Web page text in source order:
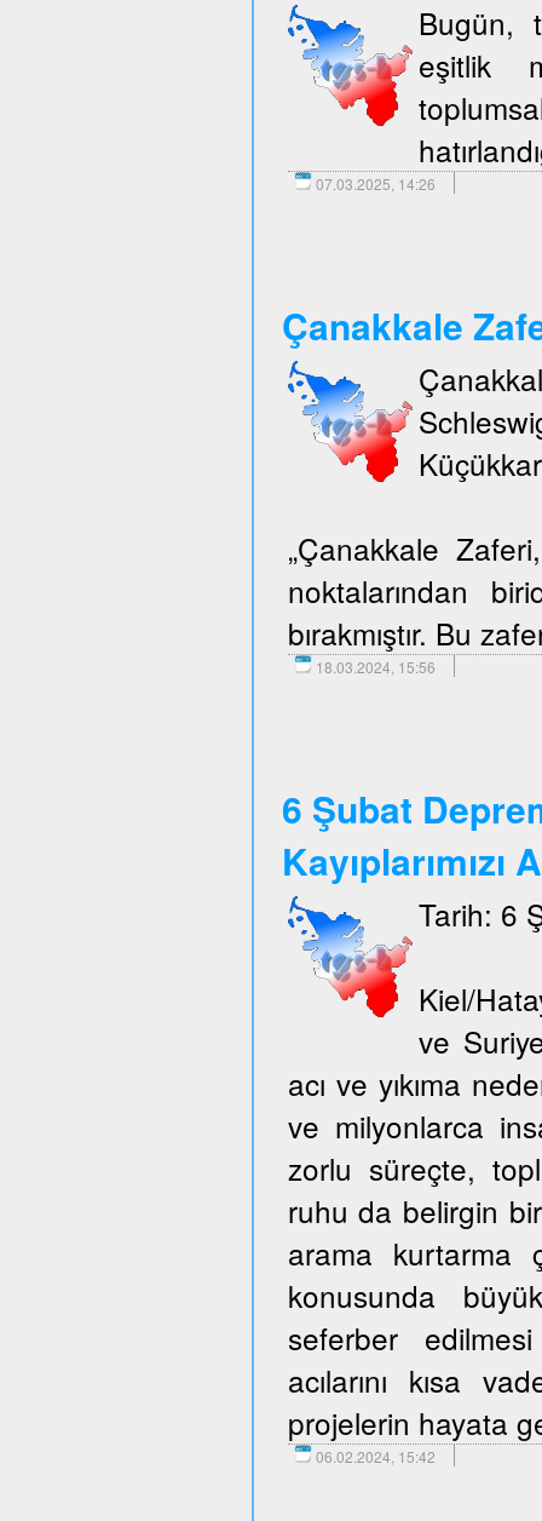
Bugün,
eşitlik
07.03.2025, 14:26
Çanakkale
„Çanakkale
noktalarından
bırakmıştır. Bu
18.03.2024, 15:56
6 Şubat
Kayıplarımızı
Tarih: 6
Kiel/
ve
acı ve yıkıma
ve milyonlarca
zorlu süreçte,
ruhu da belirgin bir
arama kurtarma
konusunda
seferber
acılarını kısa
projelerin hayata
06.02.2024, 15:42